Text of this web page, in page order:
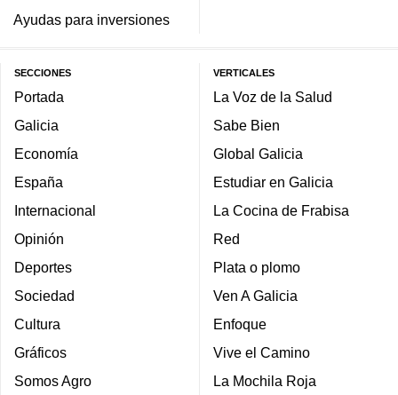
Ayudas para inversiones
SECCIONES
Portada
Galicia
Economía
España
Internacional
Opinión
Deportes
Sociedad
Cultura
Gráficos
Somos Agro
VERTICALES
La Voz de la Salud
Sabe Bien
Global Galicia
Estudiar en Galicia
La Cocina de Frabisa
Red
Plata o plomo
Ven A Galicia
Enfoque
Vive el Camino
La Mochila Roja